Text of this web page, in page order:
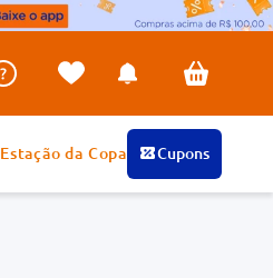
Estação da Copa Cupons